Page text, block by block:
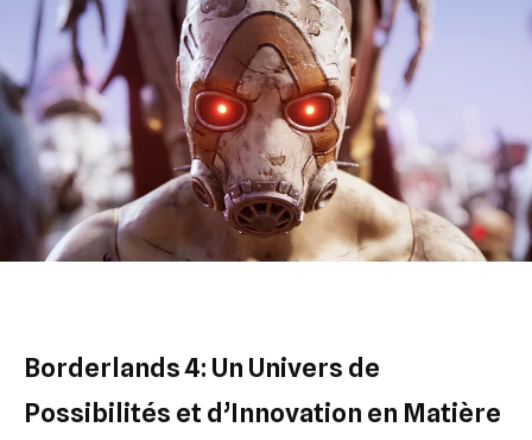
Borderlands 4: Un Univers de
Possibilités et d’Innovation en Matière